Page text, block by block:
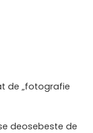
de „fotografie
deosebeste de